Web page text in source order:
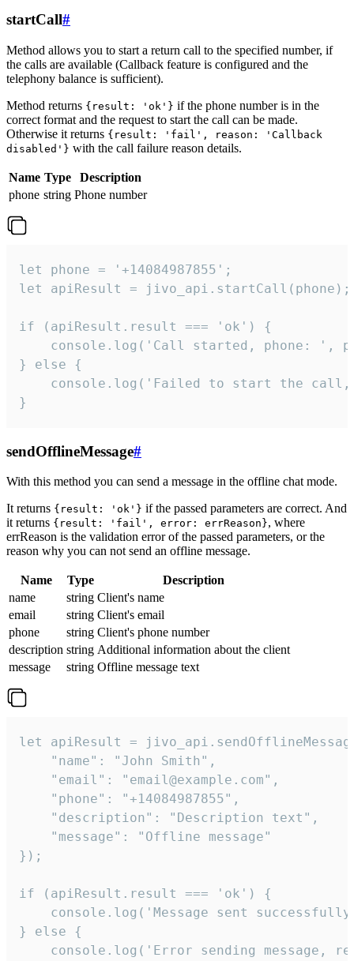
startCall#
Method allows you to start a return call to the specified number, if
the calls are available (Callback feature is configured and the
telephony balance is sufficient).
Method returns {result: 'ok'} if the phone number is in the
correct format and the request to start the call can be made.
Otherwise it returns {result: 'fail', reason: 'Callback
disabled'} with the call failure reason details.
Name Type
Description
phone string Phone number
let phone = '+14084987855';
let apiResult = jivo_api.startCall(phone);
if (apiResult.result === 'ok') {
console.log('Call started, phone: ',
} else {
console.log('Failed to start the
}
sendOfflineMessage#
With this method you can send a message in the offline chat mode.
It returns {result: 'ok'} if the passed parameters are correct. And
it returns {result: 'fail', error: errReason}, where
errReason is the validation error of the passed parameters, or the
reason why you can not send an offline message.
Name Type
Description
name
string Client's name
email
string Client's email
phone
string Client's phone number
description string Additional information about the client
message
string Offline message text
let apiResult =
    "name": "John Smith",
    "email": "email@example.com",
    "phone": "+14084987855",
    "description": "Description text",
    "message": "Offline message"
});
if (apiResult.result === 'ok') {
console.log('Message sent
} else {
console.log('Error sending message,